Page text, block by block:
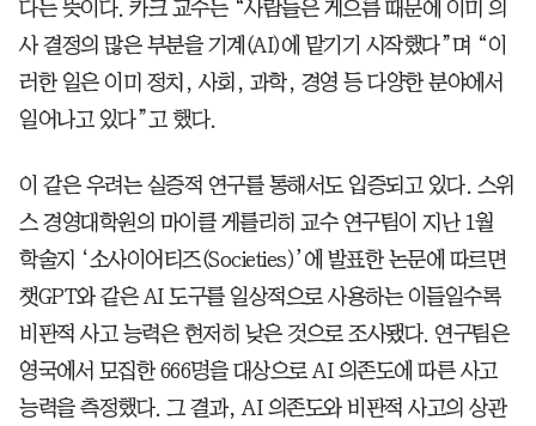
다는 뜻이다. 카크 교수는 “사람들은 게으름 때문에 이미 의
사 결정의 많은 부분을 기계(AI)에 맡기기 시작했다”며 “이
러한 일은 이미 정치, 사회, 과학, 경영 등 다양한 분야에서
일어나고 있다”고 했다.
이 같은 우려는 실증적 연구를 통해서도 입증되고 있다. 스위
스 경영대학원의 마이클 게를리히 교수 연구팀이 지난 1월
학술지 ‘소사이어티즈(Societies)’에 발표한 논문에 따르면
챗GPT와 같은 AI 도구를 일상적으로 사용하는 이들일수록
비판적 사고 능력은 현저히 낮은 것으로 조사됐다. 연구팀은
영국에서 모집한 666명을 대상으로 AI 의존도에 따른 사고
능력을 측정했다. 그 결과, AI 의존도와 비판적 사고의 상관